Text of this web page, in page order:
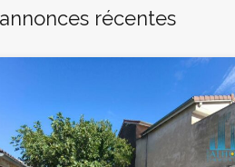
récentes